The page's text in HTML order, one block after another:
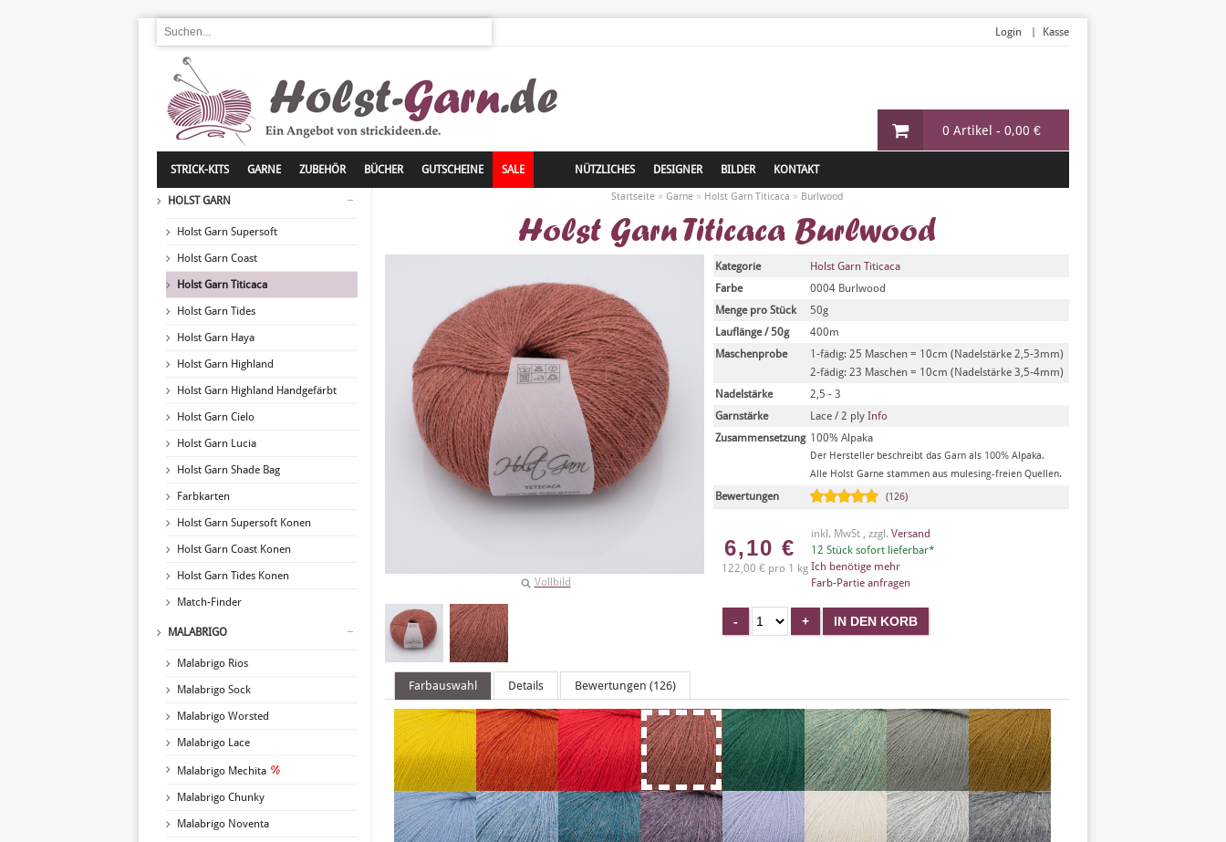
0 Artikel - 0,00 €
Login Kasse
STRICK-KITS GARNE ZUBEHÖR BÜCHER GUTSCHEINE SALE NÜTZLICHES DESIGNER BILDER KONTAKT
HOLST GARN
Holst Garn Supersoft
Holst Garn Coast
Holst Garn Titicaca
Holst Garn Tides
Holst Garn Haya
Holst Garn Highland
Holst Garn Highland Handgefärbt
Holst Garn Cielo
Holst Garn Lucia
Holst Garn Shade Bag
Farbkarten
Holst Garn Supersoft Konen
Holst Garn Coast Konen
Holst Garn Tides Konen
Match-Finder
MALABRIGO
Malabrigo Rios
Malabrigo Sock
Malabrigo Worsted
Malabrigo Lace
Malabrigo Mechita
Malabrigo Chunky
Malabrigo Noventa
Startseite » Garne » Holst Garn Titicaca » Burlwood
Holst Garn Titicaca Burlwood
Vollbild
Kategorie
Holst Garn Titicaca
Farbe
0004 Burlwood
Menge pro Stück
50g
Lauflänge / 50g
400m
Maschenprobe
1-fädig: 25 Maschen = 10cm (Nadelstärke 2,5-3mm)
2-fädig: 23 Maschen = 10cm (Nadelstärke 3,5-4mm)
Nadelstärke
2,5 - 3
Garnstärke
Lace / 2 ply Info
Zusammensetzung 100% Alpaka
Der Hersteller beschreibt das Garn als 100% Alpaka.
Alle Holst Garne stammen aus mulesing-freien Quellen.
Bewertungen (126)
6,10 €
122,00 € pro 1 kg
inkl. MwSt , zzgl. Versand
12 Stück sofort lieferbar*
Ich benötige mehr
Farb-Partie anfragen
Farbauswahl Details Bewertungen (126)